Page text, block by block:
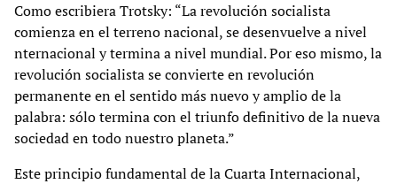
Como escribiera Trotsky: “La revolución socialista
comienza en el terreno nacional, se desenvuelve a nivel
nternacional y termina a nivel mundial. Por eso mismo, la
revolución socialista se convierte en revolución
permanente en el sentido más nuevo y amplio de la
palabra: sólo termina con el triunfo definitivo de la nueva
sociedad en todo nuestro planeta.”
Este principio fundamental de la Cuarta Internacional,